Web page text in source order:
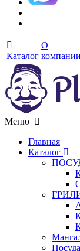
Каталог
О
компании
Меню
Главная
Каталог
Посуда